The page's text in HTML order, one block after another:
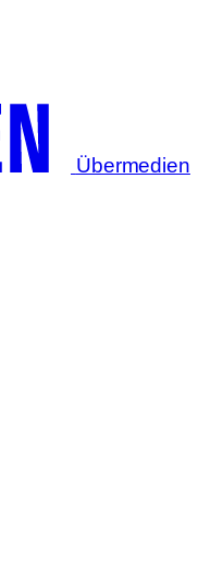
Übermedien